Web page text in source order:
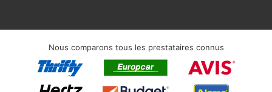
Nous comparons tous les prestataires connus